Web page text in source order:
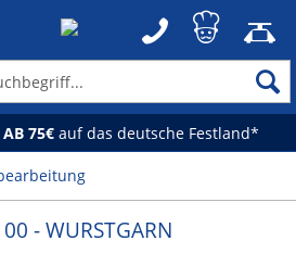
AB 75€ auf das deutsche Festland*
- WURSTGARN